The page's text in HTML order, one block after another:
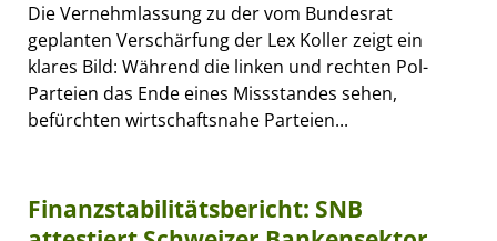
Die Vernehmlassung zu der vom Bundesrat
geplanten Verschärfung der Lex Koller zeigt ein
klares Bild: Während die linken und rechten Pol-
Parteien das Ende eines Missstandes sehen,
befürchten wirtschaftsnahe Parteien...
Finanzstabilitätsbericht: SNB